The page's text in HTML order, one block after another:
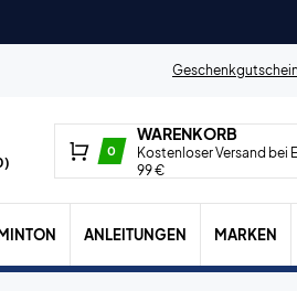
Geschenkgutschein
)
0
WARENKORB
Kostenloser Versand bei
99 €
ANLEITUNGEN MARKEN